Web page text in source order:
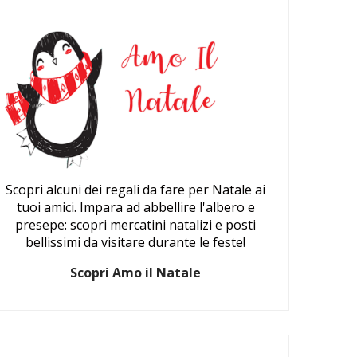
Scopri alcuni dei regali da fare per Natale ai
tuoi amici. Impara ad abbellire l'albero e
presepe: scopri mercatini natalizi e posti
bellissimi da visitare durante le feste!
Scopri Amo il Natale